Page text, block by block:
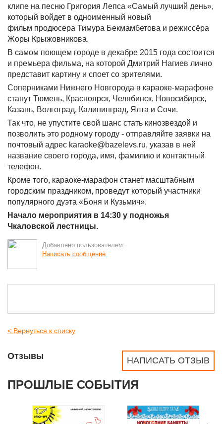
клипе на песню Григория Лепса «Самый лучший день»,
который войдет в одноименный новый
фильм продюсера Тимура Бекмамбетова и режиссёра
Жоры Крыжовникова.
В самом поющем городе в декабре 2015 года состоится
и премьера фильма, на которой Дмитрий Нагиев лично
представит картину и споет со зрителями.
Соперниками Нижнего Новгорода в караоке-марафоне
станут Тюмень, Красноярск, Челябинск, Новосибирск,
Казань, Волгоград, Калининград, Ялта и Сочи.
Так что, не упустите свой шанс стать кинозвездой и
позволить это родному городу - отправляйте заявки на
почтовый адрес karaoke@bazelevs.ru, указав в ней
название своего города, имя, фамилию и контактный
телефон.
Кроме того, караоке-марафон станет масштабным
городским праздником, проведут который участники
популярного дуэта «Боня и Кузьмич».
Начало мероприятия в 14:30 у подножья
Чкаловской лестницы.
Добавлено пользователем:
Написать сообщение
< Вернуться к списку
НАПИСАТЬ ОТЗЫВ
Отзывы
ПРОШЛЫЕ СОБЫТИЯ